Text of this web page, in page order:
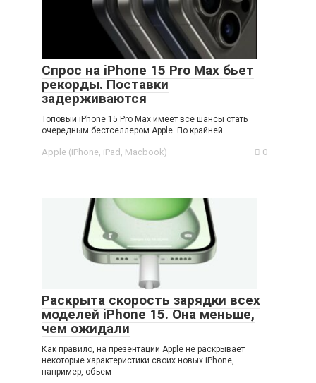
Спрос на iPhone 15 Pro Max бьет
рекорды. Поставки
задерживаются
Топовый iPhone 15 Pro Max имеет все шансы стать
очередным бестселлером Apple. По крайней
Apple (iPhone, iPad, Macbook) 0
Раскрыта скорость зарядки всех
моделей iPhone 15. Она меньше,
чем ожидали
Как правило, на презентации Apple не раскрывает
некоторые характеристики своих новых iPhone,
например, объем